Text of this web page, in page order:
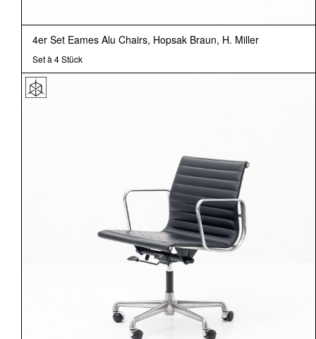
4er Set Eames Alu Chairs, Hopsak Braun, H. Miller
Set à 4 Stück